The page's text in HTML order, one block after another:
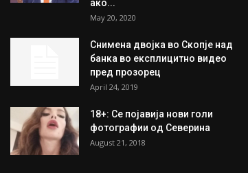
ако...
May 20, 2020
Снимена двојка во Скопје над
банка во експлицитно видео
пред прозорец
April 24, 2019
18+: Се појавија нови голи
фотографии од Северина
August 21, 2018